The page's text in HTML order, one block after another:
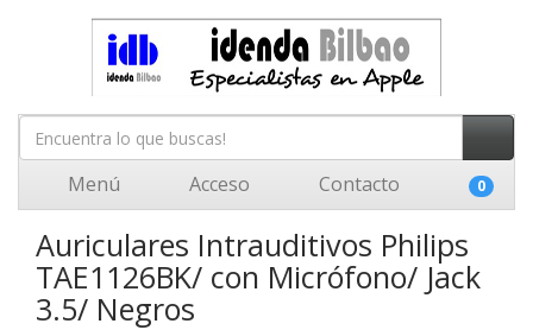
Menú Acceso Contacto 0
Auriculares Intrauditivos Philips
TAE1126BK/ con Micrófono/ Jack
3.5/ Negros